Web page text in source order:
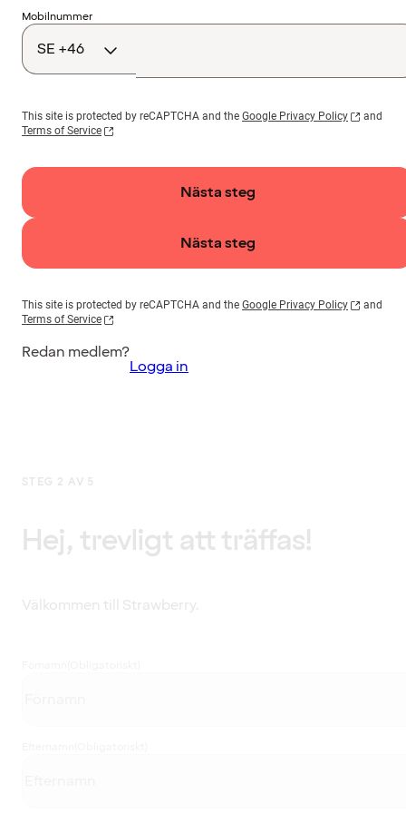
Landskod
Mobilnummer
This site is protected by reCAPTCHA and the Google Privacy Policy
and
Terms of Service
Nästa steg
Nästa steg
This site is protected by reCAPTCHA and the Google Privacy Policy
and
Terms of Service
Redan medlem?
Logga in
STEG 2 AV 5
Hej, trevligt att träffas!
Välkommen till Strawberry.